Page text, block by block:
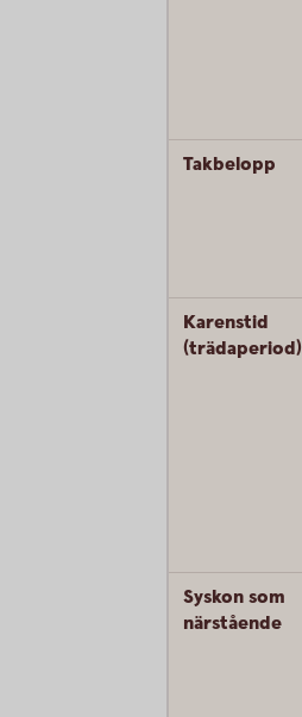
Takbelopp
Karenstid
(trädaperiod)
Syskon som
närstående